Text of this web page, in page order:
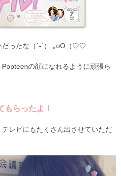
だったな（´-`）.｡oO（♡♡
の顔になれるように頑張ら
もらったよ！
レビにもたくさん出させていただ